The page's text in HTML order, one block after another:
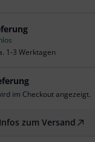
1-3 Werktagen
im Checkout angezeigt.
Infos zum Versand